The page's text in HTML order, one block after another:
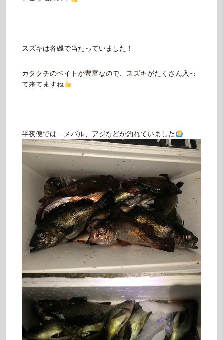
スズキは各磯で当たっていました！
カタクチのベイトが豊富なので、スズキがたくさん入っ
て来てますね
半夜便では…メバル、アジなどが釣れていました